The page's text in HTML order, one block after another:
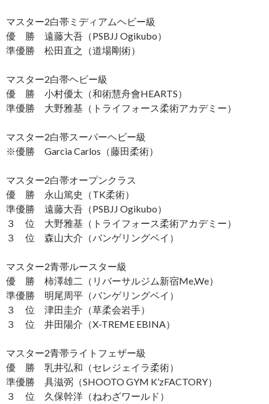
マスター2白帯ミディアムヘビー級
優 勝 遠藤大吾（PSBJJ Ogikubo）
準優勝 松田直之（道場剛術）
マスター2白帯ヘビー級
優 勝 小村優太（和術慧舟會HEARTS）
準優勝 大野雅基（トライフォース柔術アカデミー）
マスター2白帯スーパーヘビー級
※優勝 Garcia Carlos（藤田柔術）
マスター2白帯オープンクラス
優 勝 永山篤史（TK柔術）
準優勝 遠藤大吾（PSBJJ Ogikubo）
３ 位 大野雅基（トライフォース柔術アカデミー）
３ 位 森山大介（バンゲリングベイ）
マスター2青帯ルースター級
優 勝 柿澤雄二（リバーサルジム新宿Me,We）
準優勝 明尾周平（バンゲリングベイ）
３ 位 津田圭介（草柔会岩手）
３ 位 井田陽介（X-TREME EBINA）
マスター2青帯ライトフェザー級
優 勝 乳井弘和（セレジェイラ柔術）
準優勝 具滋弼（SHOOTO GYM K’zFACTORY）
３ 位 久保幹洋（ねわざワールド）